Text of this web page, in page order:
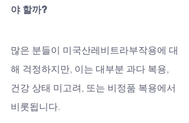
야 할까?
많은 분들이 미국산레비트라부작용에 대
해 걱정하지만, 이는 대부분 과다 복용,
건강 상태 미고려, 또는 비정품 복용에서
비롯됩니다.